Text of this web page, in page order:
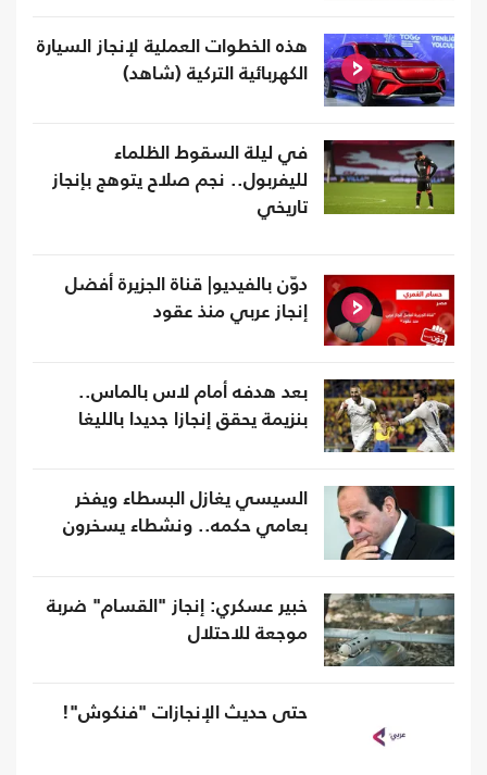
هذه الخطوات العملية لإنجاز السيارة
الكهربائية التركية (شاهد)
في ليلة السقوط الظلماء
لليفربول.. نجم صلاح يتوهج بإنجاز
تاريخي
دوّن بالفيديو| قناة الجزيرة أفضل
إنجاز عربي منذ عقود
بعد هدفه أمام لاس بالماس..
بنزيمة يحقق إنجازا جديدا بالليغا
السيسي يغازل البسطاء ويفخر
بعامي حكمه.. ونشطاء يسخرون
خبير عسكري: إنجاز "القسام" ضربة
موجعة للاحتلال
حتى حديث الإنجازات "فنكوش"!